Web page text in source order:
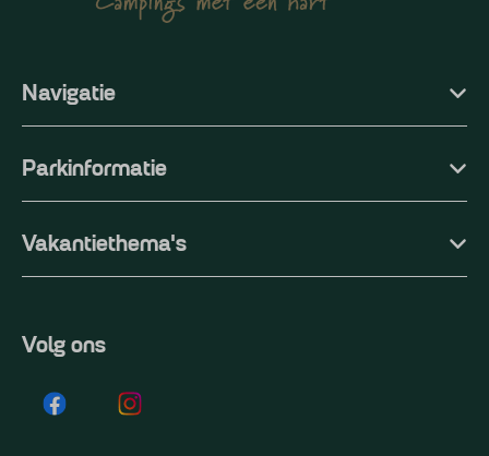
Navigatie
Parkinformatie
Vakantiethema's
Volg ons